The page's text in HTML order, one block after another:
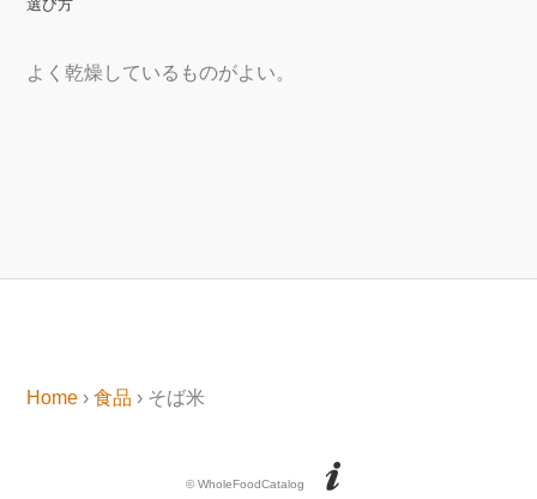
選び方
よく乾燥しているものがよい。
Home ›食品 › そば米
© WholeFoodCatalog